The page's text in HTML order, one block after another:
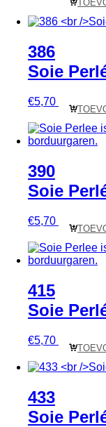
386
Soie
€5,70
390
Soie
€5,70
415
Soie
€5,70
433
Soie